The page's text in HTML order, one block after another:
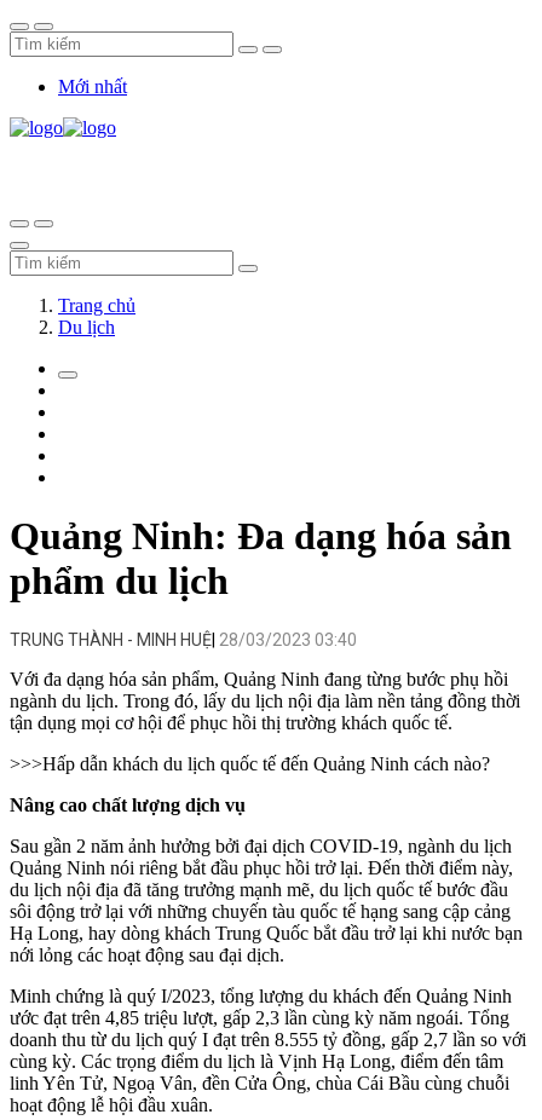
Mới nhất
Trang chủ
Du lịch
Quảng Ninh: Đa dạng hóa sản
phẩm du lịch
TRUNG THÀNH - MINH HUỆ 28/03/2023 03:40
Với đa dạng hóa sản phẩm, Quảng Ninh đang từng bước phụ hồi
ngành du lịch. Trong đó, lấy du lịch nội địa làm nền tảng đồng thời
tận dụng mọi cơ hội để phục hồi thị trường khách quốc tế.
>>>Hấp dẫn khách du lịch quốc tế đến Quảng Ninh cách nào?
Nâng cao chất lượng dịch vụ
Sau gần 2 năm ảnh hưởng bởi đại dịch COVID-19, ngành du lịch
Quảng Ninh nói riêng bắt đầu phục hồi trở lại. Đến thời điểm này,
du lịch nội địa đã tăng trưởng mạnh mẽ, du lịch quốc tế bước đầu
sôi động trở lại với những chuyến tàu quốc tế hạng sang cập cảng
Hạ Long, hay dòng khách Trung Quốc bắt đầu trở lại khi nước bạn
nới lỏng các hoạt động sau đại dịch.
Minh chứng là quý I/2023, tổng lượng du khách đến Quảng Ninh
ước đạt trên 4,85 triệu lượt, gấp 2,3 lần cùng kỳ năm ngoái. Tổng
doanh thu từ du lịch quý I đạt trên 8.555 tỷ đồng, gấp 2,7 lần so với
cùng kỳ. Các trọng điểm du lịch là Vịnh Hạ Long, điểm đến tâm
linh Yên Tử, Ngoạ Vân, đền Cửa Ông, chùa Cái Bầu cùng chuỗi
hoạt động lễ hội đầu xuân.